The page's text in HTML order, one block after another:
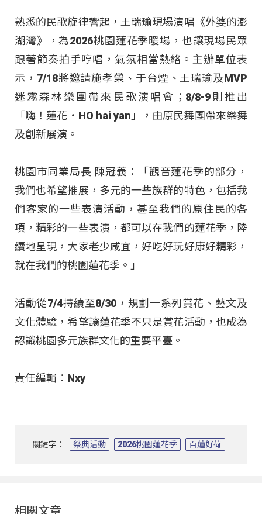
熟悉的民歌旋律響起，王瑞瑜現場演唱《外婆的澎
湖灣》，為2026桃園蓮花季暖場，也讓現場民眾
跟著節奏拍手哼唱，氣氛相當熱絡。主辦單位表
示，7/18將邀請施孝榮、于台煙、王瑞瑜及MVP
迷霧森林樂團帶來民歌演唱會；8/8-9則推出
「嗨！蓮花・HO hai yan」，由原民舞團帶來樂舞
及創新展演。
桃園市同業局長 陳冠義：「觀音蓮花季的部分，
我們也希望推展，多元的一些族群的特色，包括我
們客家的一些表演活動，甚至我們的原住民的各
項，精彩的一些表演，都可以在我們的蓮花季，陸
續地呈現，大家老少咸宜，好吃好玩好康好精彩，
就在我們的桃園蓮花季。」
活動從7/4持續至8/30，規劃一系列賞花、藝文及
文化體驗，希望讓蓮花季不只是賞花活動，也成為
認識桃園多元族群文化的重要平臺。
責任編輯：Nxy
關鍵字： 祭典活動 2026桃園蓮花季 百蓮好荷
相關文章